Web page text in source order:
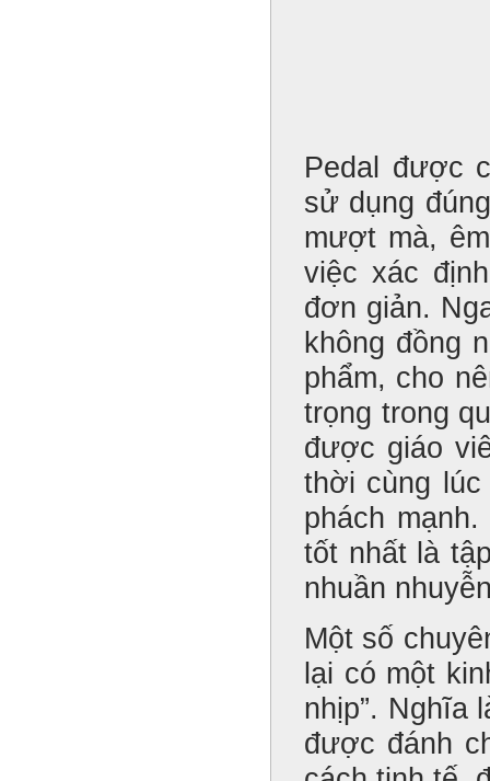
Pedal được
sử dụng
mượt mà,
việc xác
đơn giản.
không đồng
phẩm, cho
trọng trong
được giáo
thời cùng
phách
tốt nhất là
nhuần
Một số
lại có một
nhịp”. Nghĩa
được đánh